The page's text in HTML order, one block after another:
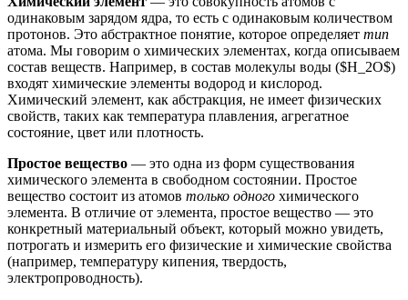
одинаковым зарядом ядра, то есть с одинаковым количеством
протонов. Это абстрактное понятие, которое определяет тип
атома. Мы говорим о химических элементах, когда описываем
состав веществ. Например, в состав молекулы воды ($H_2O$)
входят химические элементы водород и кислород.
Химический элемент, как абстракция, не имеет физических
свойств, таких как температура плавления, агрегатное
состояние, цвет или плотность.
Простое вещество — это одна из форм существования
химического элемента в свободном состоянии. Простое
вещество состоит из атомов только одного химического
элемента. В отличие от элемента, простое вещество — это
конкретный материальный объект, который можно увидеть,
потрогать и измерить его физические и химические свойства
(например, температуру кипения, твердость,
электропроводность).